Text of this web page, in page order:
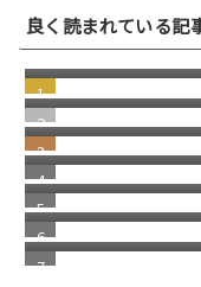
良く読まれている記
dynabook B65/
Setup Utility画
PCメーカー製
法について。グ
Panasonic Lets
ターの外し方
windows11 セ
ク）がでない問
2025年版 DELL
Personal 2021
ソフトアカウン
Panasonic Lets
ツール＆スペッ
Outlook 2016
ラー